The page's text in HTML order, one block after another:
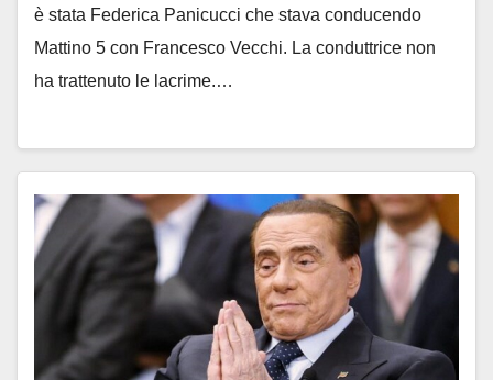
è stata Federica Panicucci che stava conducendo
Mattino 5 con Francesco Vecchi. La conduttrice non
ha trattenuto le lacrime.…